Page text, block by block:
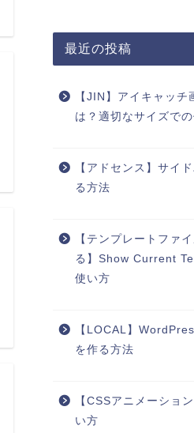
最近の投稿
【JIN】アイキャッ
は？適切なサイズで
【アドセンス】サイ
る方法
【テンプレートファ
る】Show Current
使い方
【LOCAL】
を作る方法
【CSSアニメーショ
い方